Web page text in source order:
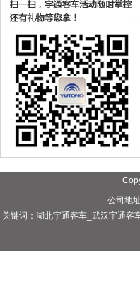
公司地
关键词：湖北宇通客车_武汉宇通客